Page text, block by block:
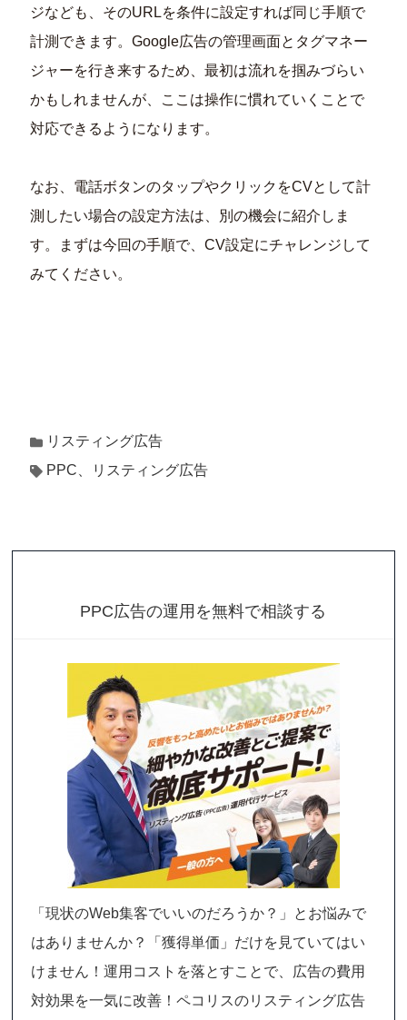
ジなども、そのURLを条件に設定すれば同じ手順で
計測できます。Google広告の管理画面とタグマネー
ジャーを行き来するため、最初は流れを掴みづらい
かもしれませんが、ここは操作に慣れていくことで
対応できるようになります。
なお、電話ボタンのタップやクリックをCVとして計
測したい場合の設定方法は、別の機会に紹介しま
す。まずは今回の手順で、CV設定にチャレンジして
みてください。
リスティング広告
PPC、リスティング広告
PPC広告の運用を無料で相談する
「現状のWeb集客でいいのだろうか？」とお悩みで
はありませんか？「獲得単価」だけを見ていてはい
けません！運用コストを落とすことで、広告の費用
対効果を一気に改善！ペコリスのリスティング広告